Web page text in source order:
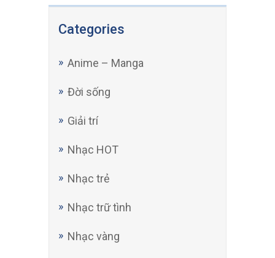
Categories
Anime – Manga
Đời sống
Giải trí
Nhạc HOT
Nhạc trẻ
Nhạc trữ tình
Nhạc vàng